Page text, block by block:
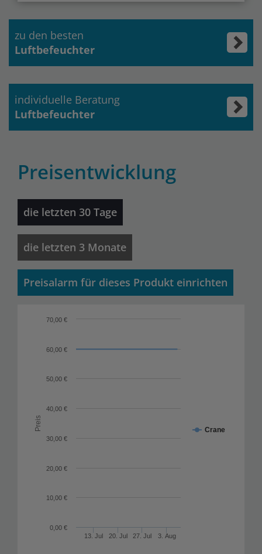
zu den besten
Luftbefeuchter
individuelle Beratung
Luftbefeuchter
Preisentwicklung
die letzten 30 Tage
die letzten 3 Monate
Preisalarm für dieses Produkt einrichten
Preis Crane
13. Jul 27. Jul
20. Jul 3. Aug
0,00 €
10,00 €
20,00 €
30,00 €
40,00 €
50,00 €
60,00 €
70,00 €